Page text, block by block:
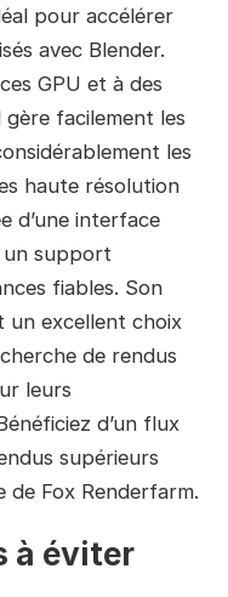
pour accélérer
avec Blender.
GPU et à des
facilement les
les
haute résolution
d’une interface
un support
fiables. Son
excellent choix
de rendus
leurs
d’un flux
supérieurs
de Fox Renderfarm.
à éviter